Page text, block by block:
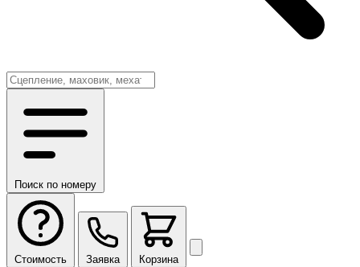
Поиск по номеру
Стоимость Заявка Корзина